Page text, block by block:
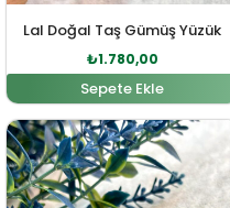
Lal Doğal Taş Gümüş Yüzük
₺1.780,00
Sepete Ekle
Orijinal fiyat:Şu andaki